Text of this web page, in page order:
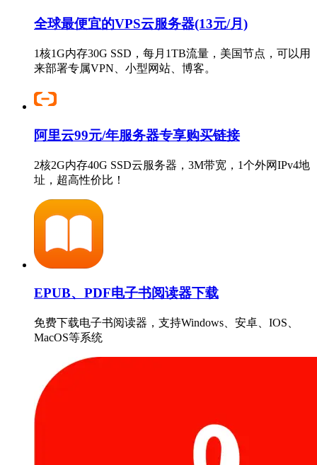
全球最便宜的VPS云服务器(13元/月)
1核1G内存30G SSD，每月1TB流量，美国节点，可以用
来部署专属VPN、小型网站、博客。
阿里云99元/年服务器专享购买链接
2核2G内存40G SSD云服务器，3M带宽，1个外网IPv4地
址，超高性价比！
EPUB、PDF电子书阅读器下载
免费下载电子书阅读器，支持Windows、安卓、IOS、
MacOS等系统